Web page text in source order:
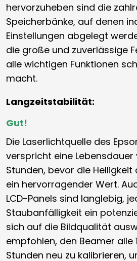
hervorzuheben sind die
Speicherbänke, auf denen
Einstellungen abgelegt
die große und zuverlässige
alle wichtigen Funktionen
macht.
Langzeitstabilität:
Gut!
Die Laserlichtquelle des
verspricht eine Lebensdauer
Stunden, bevor die Helligkeit
ein hervorragender Wert.
LCD-Panels sind langlebig,
Staubanfälligkeit ein
sich auf die Bildqualität
empfohlen, den Beamer alle
Stunden neu zu kalibrieren,